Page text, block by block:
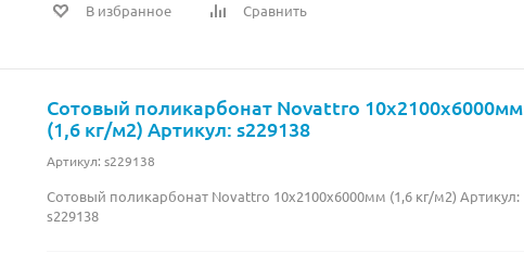
В избранное Сравнить
Сотовый поликарбонат Novattro 10х2100х6000мм
(1,6 кг/м2) Артикул: s229138
Артикул: s229138
Сотовый поликарбонат Novattro 10х2100х6000мм (1,6 кг/м2) Артикул:
s229138